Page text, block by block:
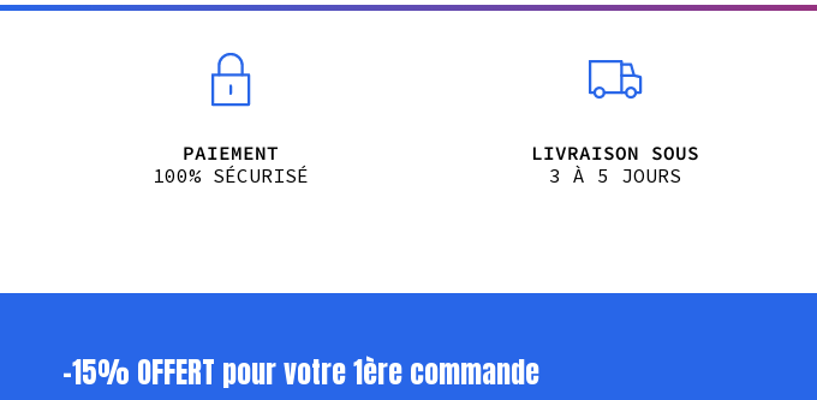
PAIEMENT
100% SÉCURISÉ
LIVRAISON SOUS
3 À 5 JOURS
-15% OFFERT pour votre 1ère commande